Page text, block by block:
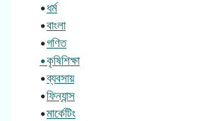
•ধর্ম
•বাংলা
•গণিত
•কৃষিশিক্ষা
•ব্যবসায়
•ফিন্যান্স
•মার্কেটিং